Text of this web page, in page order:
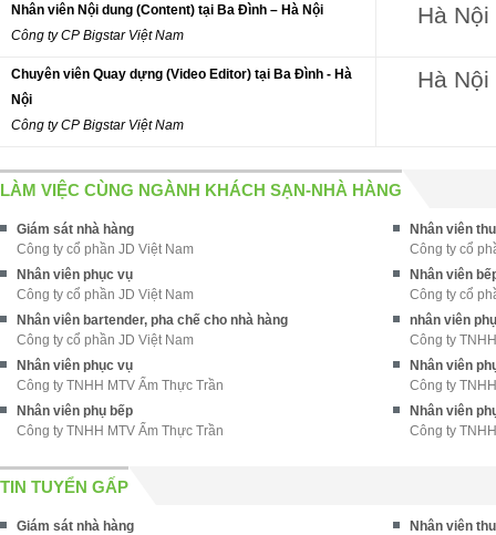
Nhân viên Nội dung (Content) tại Ba Đình – Hà Nội
Công ty CP Bigstar Việt Nam
Hà Nội
Chuyên viên Quay dựng (Video Editor) tại Ba Đình - Hà
Nội
Công ty CP Bigstar Việt Nam
Hà Nội
LÀM VIỆC CÙNG NGÀNH KHÁCH SẠN-NHÀ HÀNG
Giám sát nhà hàng
Công ty cổ phần JD Việt Nam
Nhân viên
Công ty cổ
Nhân viên phục vụ
Công ty cổ phần JD Việt Nam
Nhân viên
Công ty cổ
Nhân viên bartender, pha chế cho nhà hàng
Công ty cổ phần JD Việt Nam
nhân viên
Công ty
Nhân viên phục vụ
Công ty TNHH MTV Ẩm Thực Trần
Nhân viên
Công ty
Nhân viên phụ bếp
Công ty TNHH MTV Ẩm Thực Trần
Nhân viên
Công ty
TIN TUYỂN GẤP
Giám sát nhà hàng
Nhân viên